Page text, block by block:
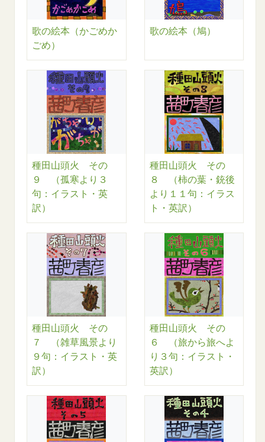
歌の絵本（かごめか
ごめ）
歌の絵本（鳩）
種田山頭火 その
９ （孤寒より３
句：イラスト・英
訳）
種田山頭火 その
８ （柿の葉・銃後
より１１句：イラス
ト・英訳）
種田山頭火 その
７ （雑草風景より
９句：イラスト・英
訳）
種田山頭火 その
６ （旅から旅へよ
り３句：イラスト・
英訳）